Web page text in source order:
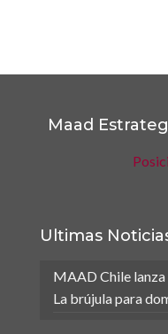
Maad
Ultimas
MAAD Chile
La brújula para